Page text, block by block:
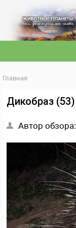
Главная
Дикобраз (53)
Автор обзора: